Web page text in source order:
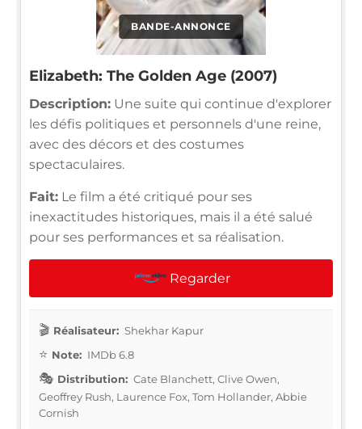
BANDE-ANNONCE
Elizabeth: The Golden Age (2007)
Description: Une suite qui continue d'explorer
les défis politiques et personnels d'une reine,
avec des décors et des costumes
spectaculaires.
Fait: Le film a été critiqué pour ses
inexactitudes historiques, mais il a été salué
pour ses performances et sa réalisation.
Regarder
Réalisateur: Shekhar Kapur
Note: IMDb 6.8
Distribution: Cate Blanchett, Clive Owen,
Geoffrey Rush, Laurence Fox, Tom Hollander, Abbie
Cornish